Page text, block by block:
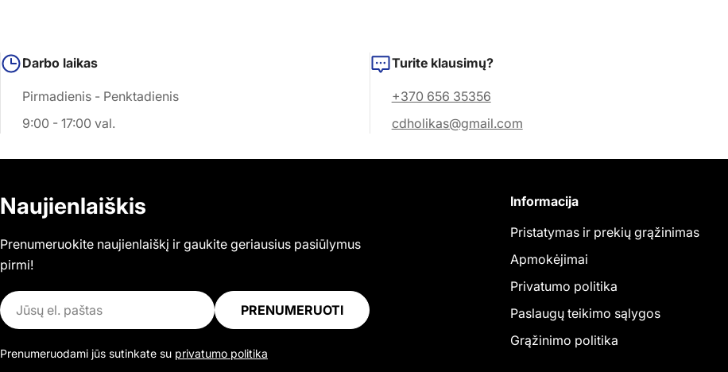
Darbo laikas
Pirmadienis - Penktadienis
9:00 - 17:00 val.
Turite klausimų?
+370 656 35356
cdholikas@gmail.com
Naujienlaiškis
Prenumeruokite naujienlaiškį ir gaukite geriausius pasiūlymus
pirmi!
El.
paštas
PRENUMERUOTI
Prenumeruodami jūs sutinkate su privatumo politika
Informacija
Pristatymas ir prekių grąžinimas
Apmokėjimai
Privatumo politika
Paslaugų teikimo sąlygos
Grąžinimo politika